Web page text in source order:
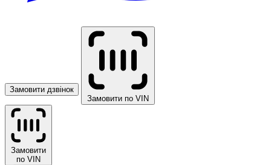
Замовити дзвінок
Замовити по VIN
Замовити
по VIN